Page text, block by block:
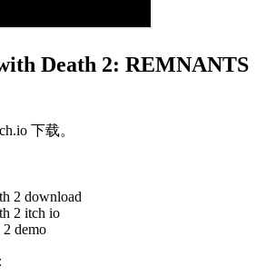
Death 2: REMNANTS
下载。
2 download
2 itch io
2 demo